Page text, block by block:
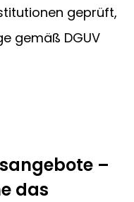
geprüft,
gemäß DGUV
–
das